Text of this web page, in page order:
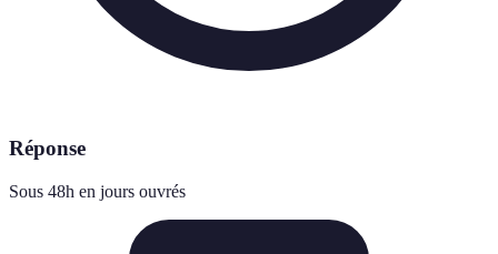
Réponse
Sous 48h en jours ouvrés